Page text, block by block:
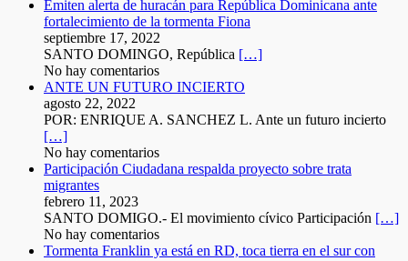
Emiten alerta de huracán para República Dominicana ante
fortalecimiento de la tormenta Fiona
septiembre 17, 2022
SANTO DOMINGO, República […]
No hay comentarios
ANTE UN FUTURO INCIERTO
agosto 22, 2022
POR: ENRIQUE A. SANCHEZ L. Ante un futuro incierto
[…]
No hay comentarios
Participación Ciudadana respalda proyecto sobre trata
migrantes
febrero 11, 2023
SANTO DOMIGO.- El movimiento cívico Participación […]
No hay comentarios
Tormenta Franklin ya está en RD, toca tierra en el sur con